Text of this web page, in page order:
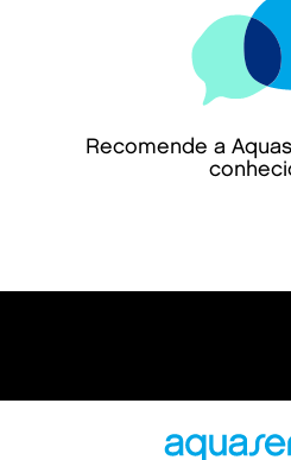
Recomende a